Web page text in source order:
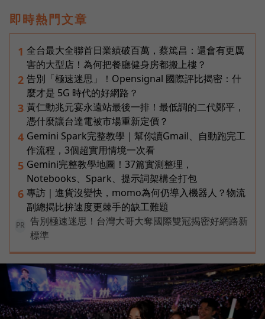
即時熱門文章
1 全台最大全聯首日業績破百萬，蔡篤昌：還會有更厲
害的大型店！為何把餐廳健身房都搬上樓？
2 告別「極速迷思」！Opensignal 國際評比揭密：什
麼才是 5G 時代的好網路？
3 黃仁勳兆元宴永遠站最後一排！最低調的二代鄭平，
憑什麼讓台達電被市場重新定價？
4 Gemini Spark完整教學｜幫你讀Gmail、自動跑完工
作流程，3個超實用情境一次看
5 Gemini完整教學地圖！37篇實測整理，
Notebooks、Spark、提示詞架構全打包
6 專訪｜進貨沒變快，momo為何仍導入機器人？物流
副總揭比拚速度更棘手的缺工難題
PR
告別極速迷思！台灣大哥大奪國際雙冠揭密好網路新
標準